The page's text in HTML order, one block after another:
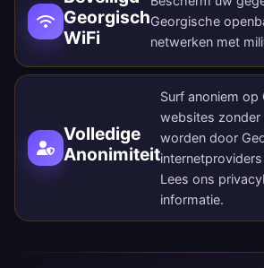
Georgisch
WiFi
Georgische
netwerken met
Volledige
Anonimiteit
Surf anoniem op
websites
worden door
Lees ons
informatie.